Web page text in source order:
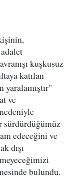
kuşkusuz
katılan
yaralamıştır"
ve
sürdürdüğümüz
edeceğini ve
dışı
bulundu.